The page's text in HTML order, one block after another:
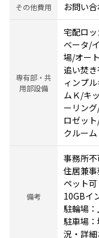
その他費用 お問い合
専有部・共
用部設備
宅配ロ
ベータ/
場/オー
追い焚
ィンプ
ムＫ/キ
ーリン
ロゼッ
クルーム
備考
事務所不
住居兼
ペット
10GBイ
駐輪場：
駐車場
況・詳細